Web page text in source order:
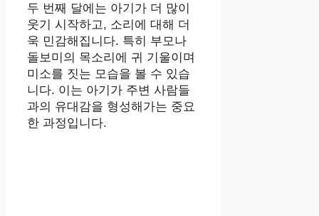
두 번째 달에는 아기가 더 많이
웃기 시작하고, 소리에 대해 더
욱 민감해집니다. 특히 부모나
돌보미의 목소리에 귀 기울이며
미소를 짓는 모습을 볼 수 있습
니다. 이는 아기가 주변 사람들
과의 유대감을 형성해가는 중요
한 과정입니다.